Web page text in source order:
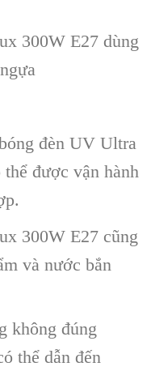
300W E27 dùng
đèn UV Ultra
được vận hành
300W E27 cũng
và nước bắn
không đúng
thể dẫn đến